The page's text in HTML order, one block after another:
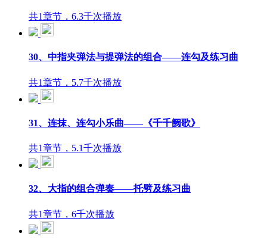
共1章节，6.3千次播放
30、中指夹弹法与提弹法的组合——连勾及练习曲
共1章节，5.7千次播放
31、连抹、连勾小乐曲——《千千阙歌》
共1章节，5.1千次播放
32、大指的组合弹奏——托劈及练习曲
共1章节，6千次播放